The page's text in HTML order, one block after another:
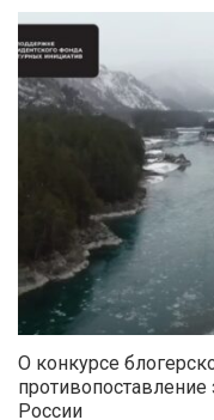
О конкурсе
России